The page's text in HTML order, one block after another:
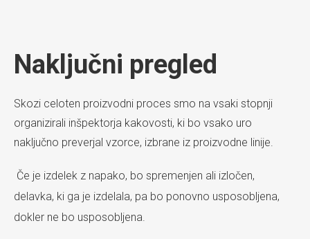
Naključni pregled
Skozi celoten proizvodni proces smo na vsaki stopnji
organizirali inšpektorja kakovosti, ki bo vsako uro
naključno preverjal vzorce, izbrane iz proizvodne linije.
Če je izdelek z napako, bo spremenjen ali izločen,
delavka, ki ga je izdelala, pa bo ponovno usposobljena,
dokler ne bo usposobljena.